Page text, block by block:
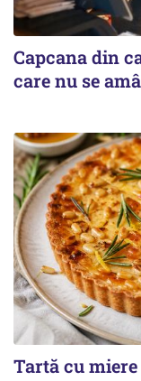
Capcana din
care nu se
Tartă cu